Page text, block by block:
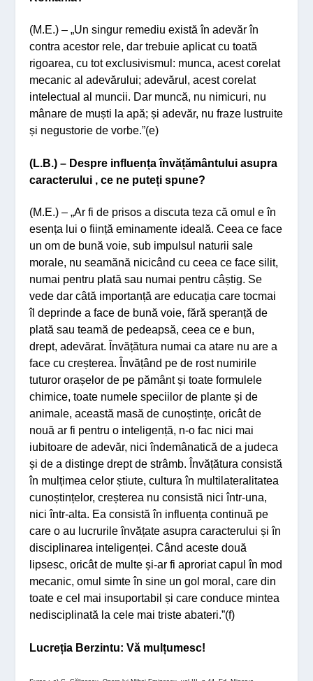
(M.E.) – „Un singur remediu există în adevăr în
contra acestor rele, dar trebuie aplicat cu toată
rigoarea, cu tot exclusivismul: munca, acest corelat
mecanic al adevărului; adevărul, acest corelat
intelectual al muncii. Dar muncă, nu nimicuri, nu
mânare de muști la apă; și adevăr, nu fraze lustruite
și negustorie de vorbe.”(e)
(L.B.) – Despre influența învățământului asupra
caracterului , ce ne puteți spune?
(M.E.) – „Ar fi de prisos a discuta teza că omul e în
esența lui o ființă eminamente ideală. Ceea ce face
un om de bună voie, sub impulsul naturii sale
morale, nu seamănă nicicând cu ceea ce face silit,
numai pentru plată sau numai pentru câștig. Se
vede dar câtă importanță are educația care tocmai
îl deprinde a face de bună voie, fără speranță de
plată sau teamă de pedeapsă, ceea ce e bun,
drept, adevărat. Învățătura numai ca atare nu are a
face cu creșterea. Învățând pe de rost numirile
tuturor orașelor de pe pământ și toate formulele
chimice, toate numele speciilor de plante și de
animale, această masă de cunoștințe, oricât de
nouă ar fi pentru o inteligență, n-o fac nici mai
iubitoare de adevăr, nici îndemânatică de a judeca
și de a distinge drept de strâmb. Învățătura consistă
în mulțimea celor știute, cultura în multilateralitatea
cunoștințelor, creșterea nu consistă nici într-una,
nici într-alta. Ea consistă în influența continuă pe
care o au lucrurile învățate asupra caracterului și în
disciplinarea inteligenței. Când aceste două
lipsesc, oricât de multe și-ar fi aproriat capul în mod
mecanic, omul simte în sine un gol moral, care din
toate e cel mai insuportabil și care conduce mintea
nedisciplinată la cele mai triste abateri.”(f)
Lucreția Berzintu: Vă mulțumesc!